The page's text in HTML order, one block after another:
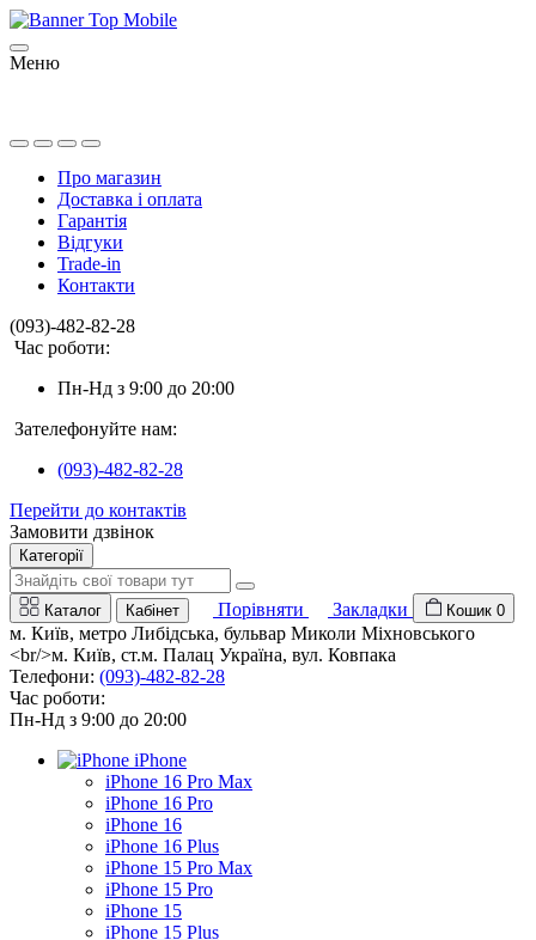
Меню
Про магазин
Доставка і оплата
Гарантія
Відгуки
Trade-in
Контакти
(093)-482-82-28
Час роботи:
Пн-Нд з 9:00 до 20:00
Зателефонуйте нам:
(093)-482-82-28
Перейти до контактів
Замовити дзвінок
Категорії
Каталог Кабінет Порівняти Закладки Кошик 0
м. Київ, метро Либідська, бульвар Миколи Міхновського
<br/>м. Київ, ст.м. Палац Україна, вул. Ковпака
Телефони: (093)-482-82-28
Час роботи:
Пн-Нд з 9:00 до 20:00
iPhone
iPhone 16 Pro Max
iPhone 16 Pro
iPhone 16
iPhone 16 Plus
iPhone 15 Pro Max
iPhone 15 Pro
iPhone 15
iPhone 15 Plus